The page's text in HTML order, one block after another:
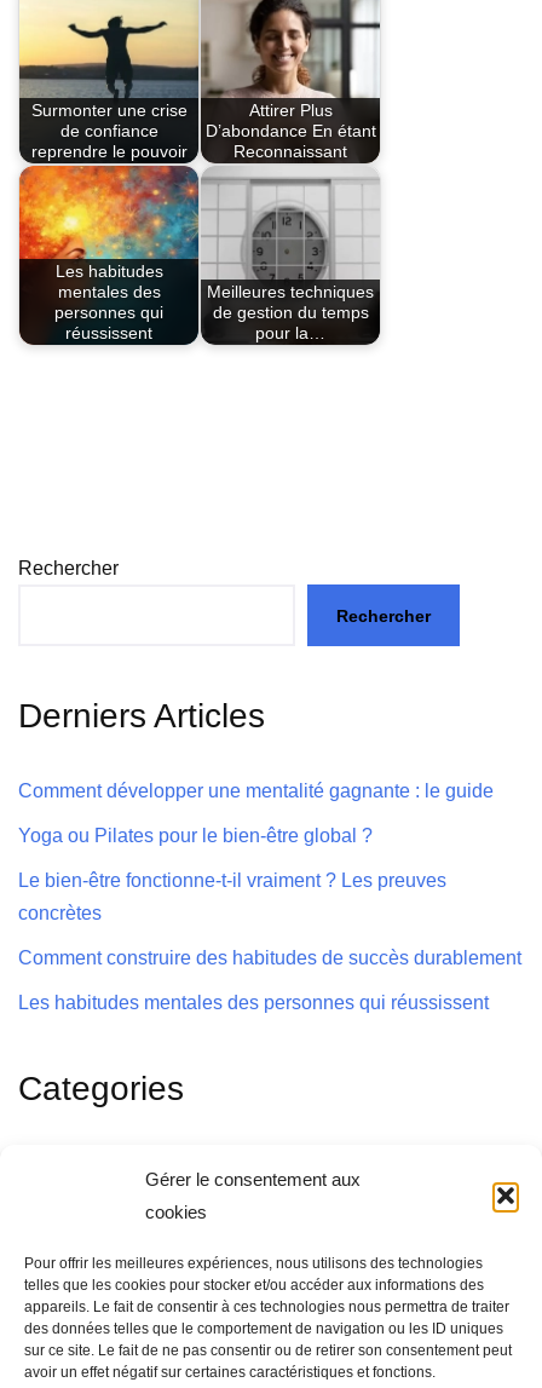
Gérer le consentement aux
cookies
Pour offrir les meilleures expériences, nous utilisons des technologies
telles que les cookies pour stocker et/ou accéder aux informations des
appareils. Le fait de consentir à ces technologies nous permettra de traiter
des données telles que le comportement de navigation ou les ID uniques
sur ce site. Le fait de ne pas consentir ou de retirer son consentement peut
avoir un effet négatif sur certaines caractéristiques et fonctions.
Surmonter une crise
de confiance
reprendre le pouvoir
Attirer Plus
D’abondance En étant
Reconnaissant
Les habitudes
mentales des
personnes qui
réussissent
Meilleures techniques
de gestion du temps
pour la…
Rechercher
Rechercher
Derniers Articles
Comment développer une mentalité gagnante : le guide
Yoga ou Pilates pour le bien-être global ?
Le bien-être fonctionne-t-il vraiment ? Les preuves
concrètes
Comment construire des habitudes de succès durablement
Les habitudes mentales des personnes qui réussissent
Categories
Articles Anglais
Bonheur
Livres
Réussite